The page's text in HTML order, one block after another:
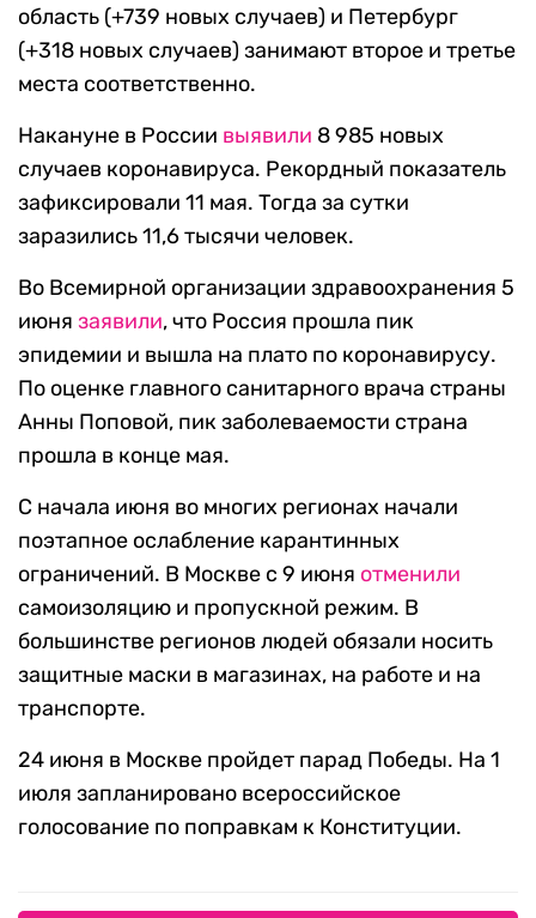
область (+739 новых случаев) и Петербург
(+318 новых случаев) занимают второе и третье
места соответственно.
Накануне в России выявили 8 985 новых
случаев коронавируса. Рекордный показатель
зафиксировали 11 мая. Тогда за сутки
заразились 11,6 тысячи человек.
Во Всемирной организации здравоохранения 5
июня заявили, что Россия прошла пик
эпидемии и вышла на плато по коронавирусу.
По оценке главного санитарного врача страны
Анны Поповой, пик заболеваемости страна
прошла в конце мая.
С начала июня во многих регионах начали
поэтапное ослабление карантинных
ограничений. В Москве с 9 июня отменили
самоизоляцию и пропускной режим. В
большинстве регионов людей обязали носить
защитные маски в магазинах, на работе и на
транспорте.
24 июня в Москве пройдет парад Победы. На 1
июля запланировано всероссийское
голосование по поправкам к Конституции.